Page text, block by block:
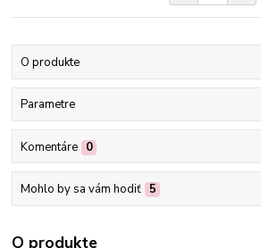
O produkte
Parametre
Komentáre 0
Mohlo by sa vám hodiť 5
O produkte